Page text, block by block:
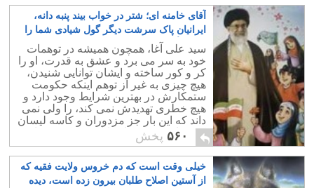
آقای خامنه ای؛ شتر در خواب بیند پنبه دانه،
ایرانیان پاک سرشت دیگر گول شیادی شما را
برای رأی دادن نخواهند خورد
سید علی آغا، همچون همیشه در توهمات
خود به سر می برد و عشق به قدرت، او را
کر و کور ساخته و ایشان توانایی شنیدن،
هیچ چیزی به غیر از توهم اینکه حکومت
ستمکارش در بهترین شرایط وجود دارد و
هیچ خطری تهدیدش نمی کند، را ولی نمی
داند که این بار جز مزدوران و کاسه لیسان
کسی از مردم در انتخابات شرکت نخواهد
کرد.
۵۶۰ پخش
خیلی وقت است که دم خروس ولایت فقیه که
از آستین اصلاح طلبان بیرون زده است، دیده